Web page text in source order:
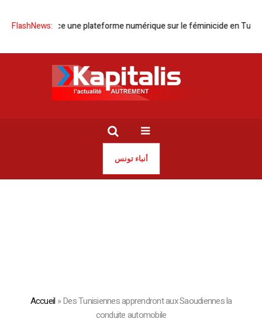
FlashNews:
Nissa lance une plateforme numérique sur le féminicide en Tunisie
أنباء تونس
Accueil »Des Tunisiennes apprendront aux Saoudiennes la
conduite automobile